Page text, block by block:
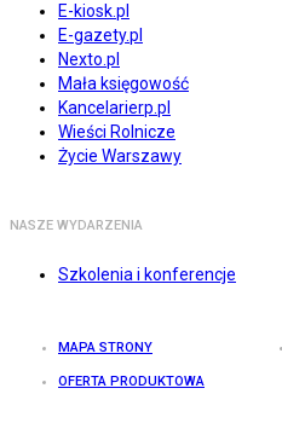
E-kiosk.pl
E-gazety.pl
Nexto.pl
Mała księgowość
Kancelarierp.pl
Wieści Rolnicze
Życie Warszawy
NASZE WYDARZENIA
Szkolenia i konferencje
MAPA STRONY
OFERTA PRODUKTOWA